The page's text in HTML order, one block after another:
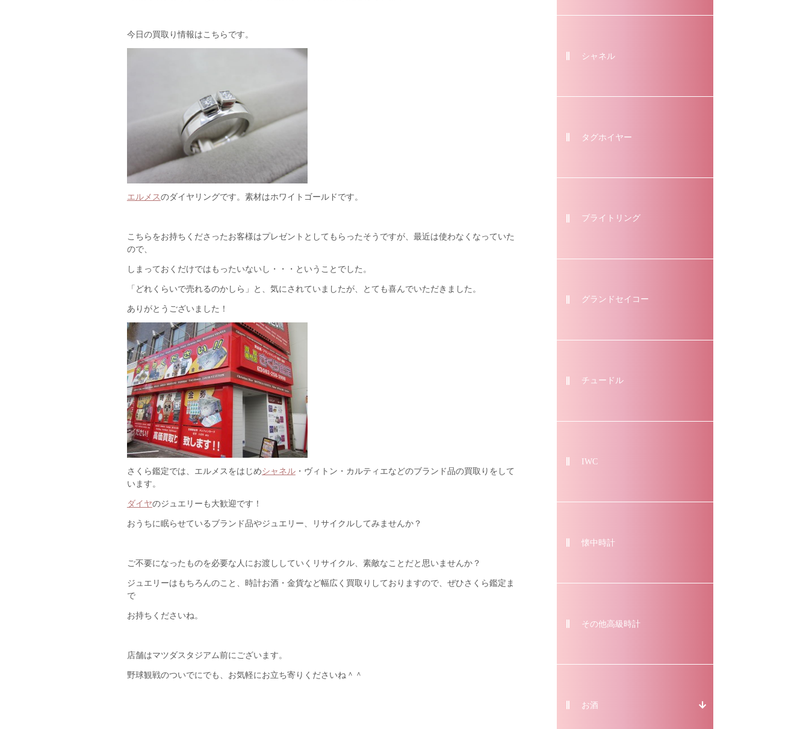
今日の買取り情報はこちらです。
エルメスのダイヤリングです。素材はホワイトゴールドです。
こちらをお持ちくださったお客様はプレゼントとしてもらったそうですが、最近は使わなくなっていた
ので、
しまっておくだけではもったいないし・・・ということでした。
「どれくらいで売れるのかしら」と、気にされていましたが、とても喜んでいただきました。
ありがとうございました！
さくら鑑定では、エルメスをはじめシャネル・ヴィトン・カルティエなどのブランド品の買取りをして
います。
ダイヤのジュエリーも大歓迎です！
おうちに眠らせているブランド品やジュエリー、リサイクルしてみませんか？
ご不要になったものを必要な人にお渡ししていくリサイクル、素敵なことだと思いませんか？
ジュエリーはもちろんのこと、時計お酒・金貨など幅広く買取りしておりますので、ぜひさくら鑑定ま
で
お持ちくださいね。
店舗はマツダスタジアム前にございます。
野球観戦のついでにでも、お気軽にお立ち寄りくださいね＾＾
シャネル
タグホイヤー
ブライトリング
グランドセイコー
チュードル
IWC
懐中時計
その他高級時計
お酒